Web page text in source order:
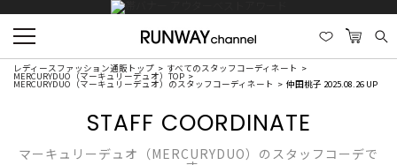
レディースファッション通販トップ すべてのスタッフコーディネート
MERCURYDUO（マーキュリーデュオ）TOP
MERCURYDUO（マーキュリーデュオ）のスタッフコーディネート 仲田桃子 2025.08.26 UP
STAFF COORDINATE
マーキュリーデュオ（MERCURYDUO）のスタッフコーデで